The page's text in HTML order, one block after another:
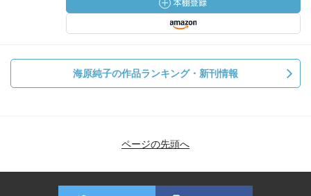
海原純子の作品ランキング・新刊情報
ページの先頭へ